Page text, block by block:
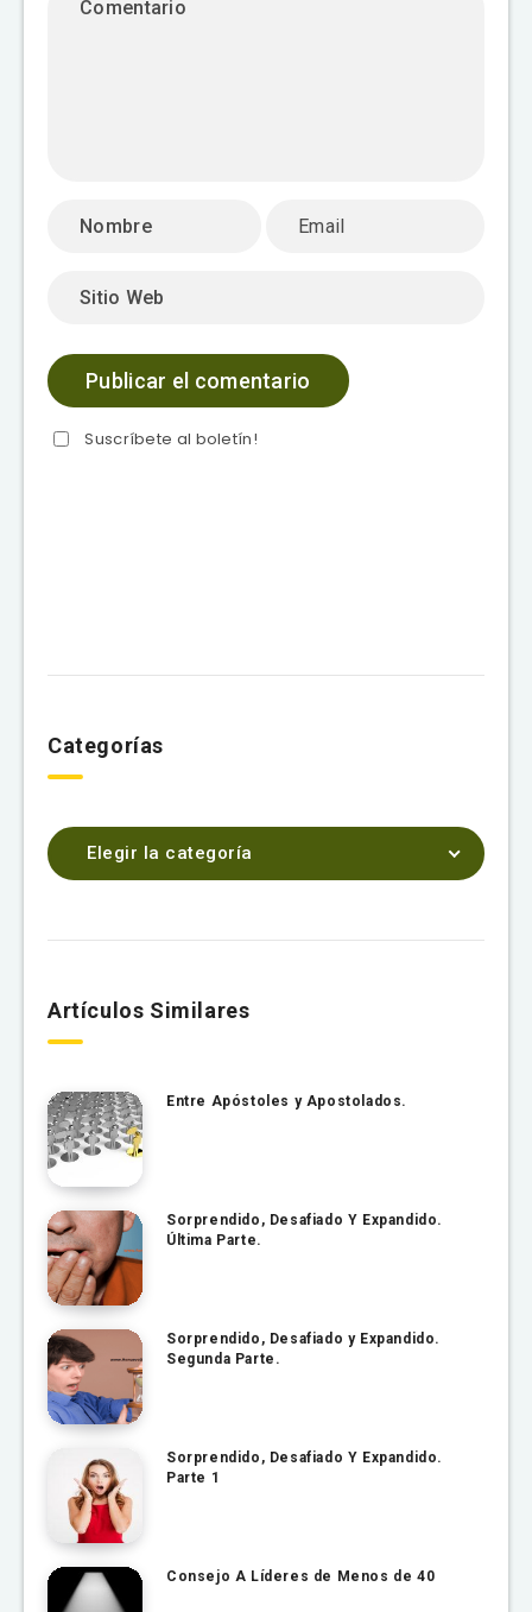
Suscríbete al boletín!
Categorías
Elegir la categoría
Artículos Similares
Entre Apóstoles y Apostolados.
Sorprendido, Desafiado Y Expandido.
Última Parte.
Sorprendido, Desafiado y Expandido.
Segunda Parte.
Sorprendido, Desafiado Y Expandido.
Parte 1
Consejo A Líderes de Menos de 40